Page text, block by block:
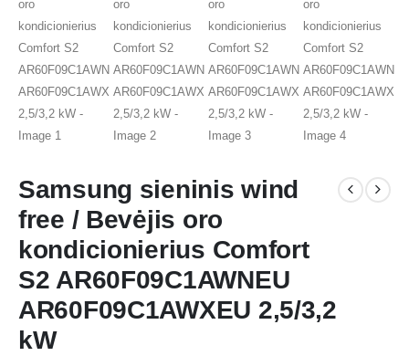
Samsung sieninis wind
free / Bevėjis oro
kondicionierius Comfort
S2 AR60F09C1AWNEU
AR60F09C1AWXEU 2,5/3,2
kW